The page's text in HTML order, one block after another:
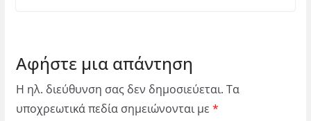
Αφήστε μια απάντηση
Η ηλ. διεύθυνση σας δεν δημοσιεύεται. Τα
υποχρεωτικά πεδία σημειώνονται με *